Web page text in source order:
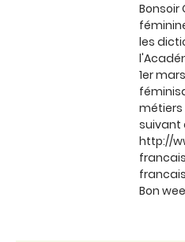
Bonsoir
les
1er
métiers
suivant
http://
Bon